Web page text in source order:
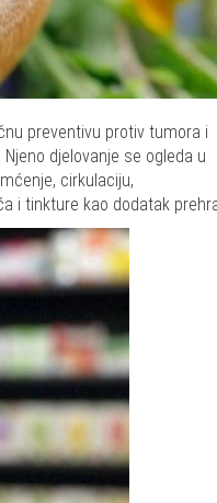
preventivu protiv tumora i
djelovanje se ogleda u
cirkulaciju,
i tinkture kao dodatak